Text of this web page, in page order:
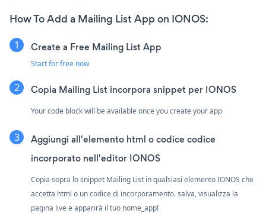
How To Add a Mailing List App on IONOS:
Create a Free Mailing List App
Start for free now
Copia Mailing List incorpora snippet per IONOS
Your code block will be available once you create your app
Aggiungi all'elemento html o codice codice
incorporato nell'editor IONOS
Copia sopra lo snippet Mailing List in qualsiasi elemento IONOS che
accetta html o un codice di incorporamento. salva, visualizza la
pagina live e apparirà il tuo nome_app!